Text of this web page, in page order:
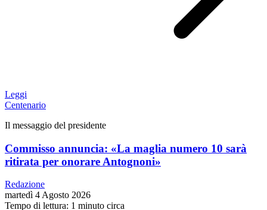
Leggi
Centenario
Il messaggio del presidente
Commisso annuncia: «La maglia numero 10 sarà
ritirata per onorare Antognoni»
Redazione
martedì 4 Agosto 2026
Tempo di lettura: 1 minuto circa